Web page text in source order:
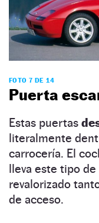
FOTO 7 DE 14
Puerta
Estas puertas
literalmente
carrocería. El
lleva este tipo
revalorizado
de acceso.